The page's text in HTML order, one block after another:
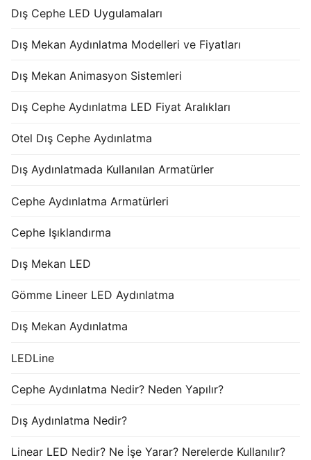
Dış Cephe LED Uygulamaları
Dış Mekan Aydınlatma Modelleri ve Fiyatları
Dış Mekan Animasyon Sistemleri
Dış Cephe Aydınlatma LED Fiyat Aralıkları
Otel Dış Cephe Aydınlatma
Dış Aydınlatmada Kullanılan Armatürler
Cephe Aydınlatma Armatürleri
Cephe Işıklandırma
Dış Mekan LED
Gömme Lineer LED Aydınlatma
Dış Mekan Aydınlatma
LEDLine
Cephe Aydınlatma Nedir? Neden Yapılır?
Dış Aydınlatma Nedir?
Linear LED Nedir? Ne İşe Yarar? Nerelerde Kullanılır?